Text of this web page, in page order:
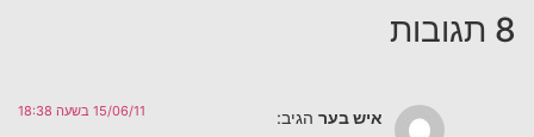
8 תגובות
איש בער הגיב: 15/06/11 בשעה 18:38